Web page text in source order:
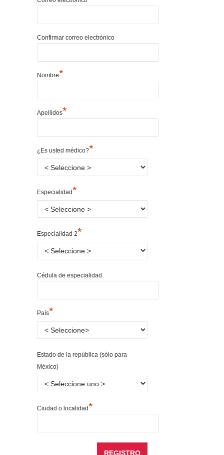
Confirmar correo electrónico
Nombre*
Apellidos*
¿Es usted médico?*
Especialidad*
Especialidad 2*
Cédula de especialidad
País*
Estado de la república (sólo para
México)
Ciudad o localidad*